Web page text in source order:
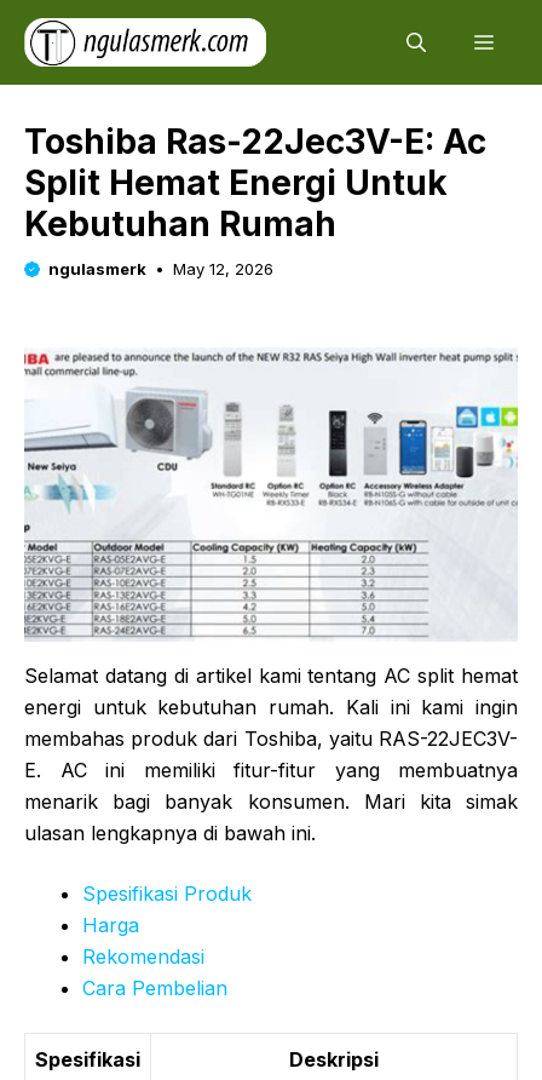
Skip
content
Toshiba Ras-22Jec3V-E: Ac
Split Hemat Energi Untuk
Kebutuhan Rumah
ngulasmerk May 12, 2026
Selamat datang di artikel kami tentang AC split hemat
energi untuk kebutuhan rumah. Kali ini kami ingin
membahas produk dari Toshiba, yaitu RAS-22JEC3V-
E. AC ini memiliki fitur-fitur yang membuatnya
menarik bagi banyak konsumen. Mari kita simak
ulasan lengkapnya di bawah ini.
Spesifikasi Produk
Harga
Rekomendasi
Cara Pembelian
Spesifikasi Deskripsi